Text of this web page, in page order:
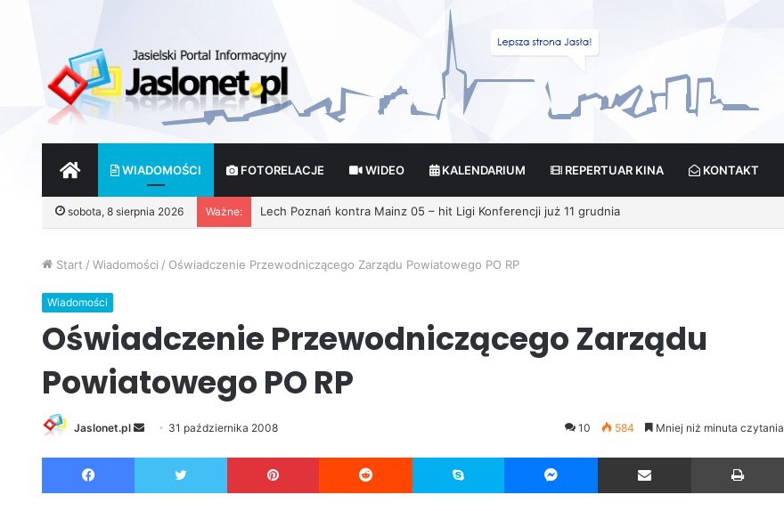
START WIADOMOŚCI FOTORELACJE WIDEO KALENDARIUM REPERTUAR KINA KONTAKT
sobota, 8 sierpnia 2026 Ważne:
Start / Wiadomości / Oświadczenie Przewodniczącego Zarządu Powiatowego PO RP
Wiadomości
Oświadczenie Przewodniczącego Zarządu
Powiatowego PO RP
Jaslonet.pl
d
31 października 2008 10 584 Mniej niż minuta czytania
Facebook Twitter Pinterest Reddit Skype Messenger Udostępnij przez Email